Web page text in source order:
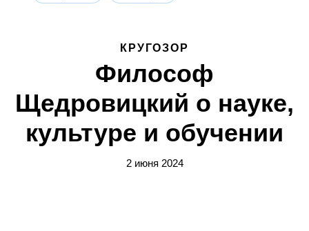
КРУГОЗОР
Философ
Щедровицкий о науке,
культуре и обучении
2 июня 2024